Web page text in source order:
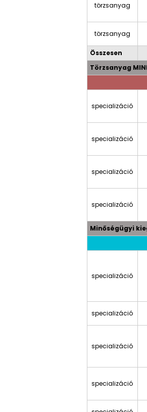
törzsanyag
törzsanyag
Összesen
Törzsanyag
specializáció
specializáció
specializáció
specializáció
Minőségügyi
specializáció
specializáció
specializáció
specializáció